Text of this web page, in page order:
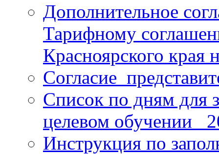
Дополнительное
Тарифному
Красноярского края
Список по дням для
целевом обучении_
Инструкция по